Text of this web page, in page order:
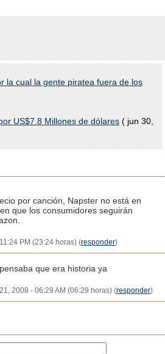
la cual la gente piratea fuera de los
US$7.8 Millones de dólares ( jun 30,
por canción, Napster no está en
que los consumidores seguirán
PM (23:24 horas) (responder)
que era historia ya
2008 - 06:29 AM (06:29 horas) (responder)